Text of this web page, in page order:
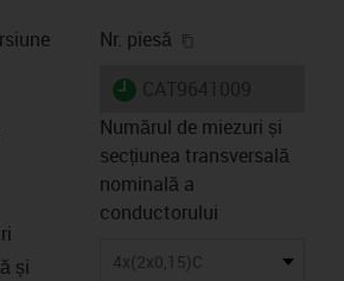
și
Nr. piesă
igus-icon-lieferzeit
Numărul de miezuri și
secțiunea transversală
nominală a
conductorului
4x(2x0,15)C